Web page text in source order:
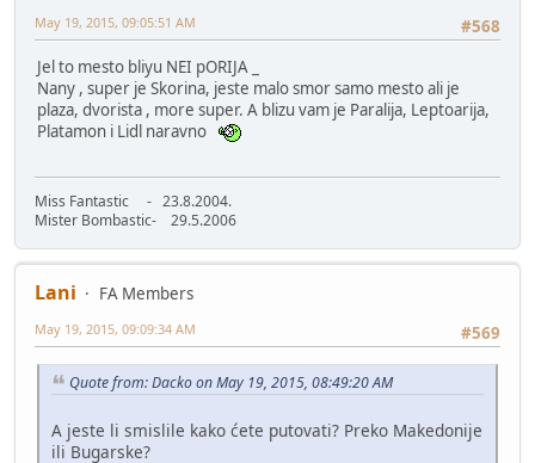
#568
May 19, 2015, 09:05:51 AM
Jel to mesto bliyu NEI pORIJA _
Nany , super je Skorina, jeste malo smor samo mesto ali je
plaza, dvorista , more super. A blizu vam je Paralija, Leptoarija,
Platamon i Lidl naravno
Miss Fantastic - 23.8.2004.
Mister Bombastic- 29.5.2006
Lani
FA Members
#569
May 19, 2015, 09:09:34 AM
Quote from: Dacko on May 19, 2015, 08:49:20 AM
A jeste li smislile kako ćete putovati? Preko Makedonije
ili Bugarske?